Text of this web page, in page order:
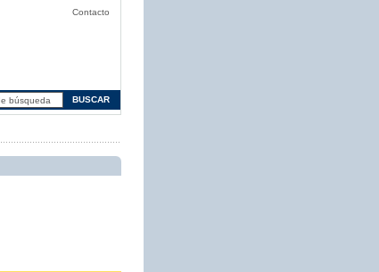
Contacto